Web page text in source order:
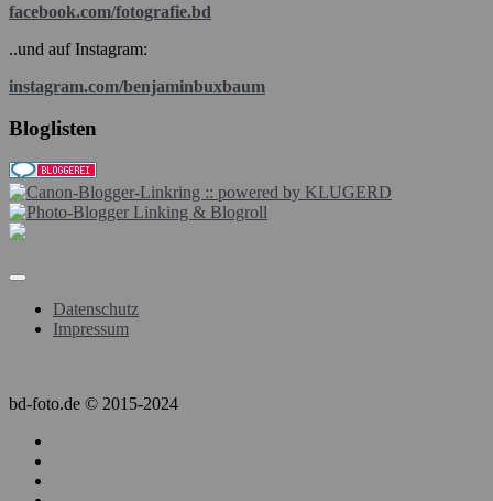
facebook.com/fotografie.bd
..und auf Instagram:
instagram.com/benjaminbuxbaum
Bloglisten
Datenschutz
Impressum
bd-foto.de © 2015-2024